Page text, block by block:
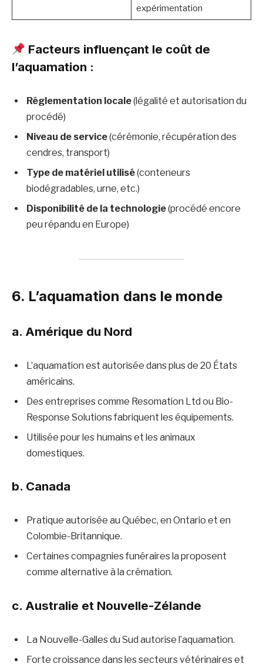
expérimentation
Facteurs influençant le coût de
l’aquamation :
Réglementation locale(légalité et autorisation du
procédé)
Niveau de service(cérémonie, récupération des
cendres, transport)
Type de matériel utilisé(conteneurs
biodégradables, urne, etc.)
Disponibilité de la technologie(procédé encore
peu répandu en Europe)
6. L’aquamation dans le monde
a. Amérique du Nord
L’aquamation est autorisée dans plus de 20 États
américains.
Des entreprises comme Resomation Ltd ou Bio-
Response Solutions fabriquent les équipements.
Utilisée pour les humains et les animaux
domestiques.
b. Canada
Pratique autorisée au Québec, en Ontario et en
Colombie-Britannique.
Certaines compagnies funéraires la proposent
comme alternative à la crémation.
c. Australie et Nouvelle-Zélande
La Nouvelle-Galles du Sud autorise l’aquamation.
Forte croissance dans les secteurs vétérinaires et